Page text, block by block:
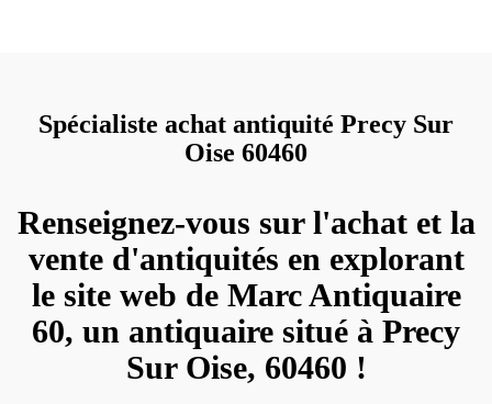
Spécialiste achat antiquité Precy Sur
Oise 60460
Renseignez-vous sur l'achat et la
vente d'antiquités en explorant
le site web de Marc Antiquaire
60, un antiquaire situé à Precy
Sur Oise, 60460 !